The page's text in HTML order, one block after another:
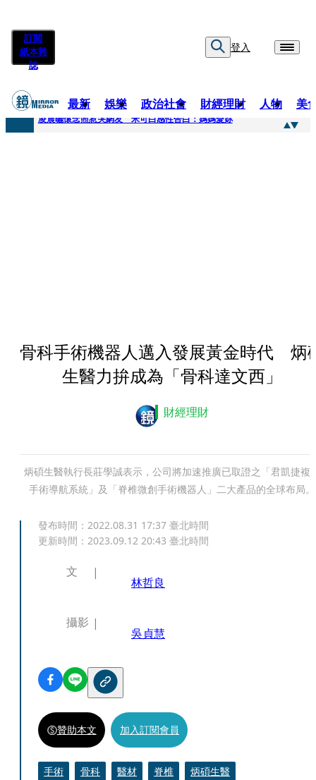
訂閱
紙本雜
誌
登入
最新 娛樂 政治社會 財經理財 人物 美
快訊
凌晨曬懷念照惹哭網友 米可白感性告白：媽媽愛妳
骨科手術機器人邁入發展黃金時代 炳
生醫力拚成為「骨科達文西」
財經理財
炳碩生醫執行長莊學誠表示，公司將加速推廣已取證之「君凱捷複
手術導航系統」及「脊椎微創手術機器人」二大產品的全球布局。
發布時間： 2022.08.31 17:37 臺北時間
更新時間： 2023.09.12 20:43 臺北時間
文
林哲良
攝影
吳貞慧
贊助本文 加入訂閱會員
手術 骨科 醫材 脊椎 炳碩生醫